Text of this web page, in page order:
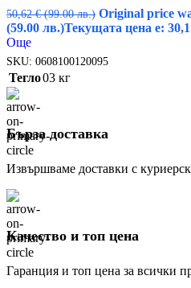
50,62€ (99.00 лв.) Original price
(59.00 лв.)Текущата цена е:
Още
SKU: 0608100120095
Тегло03 кг
Бърза доставка
Извършваме доставки с
Качество и топ цена
Гаранция и топ цена за всички